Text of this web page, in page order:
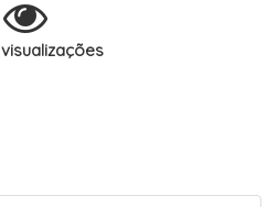
visualizações